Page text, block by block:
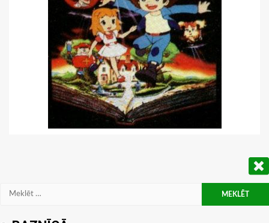
Meklēt: